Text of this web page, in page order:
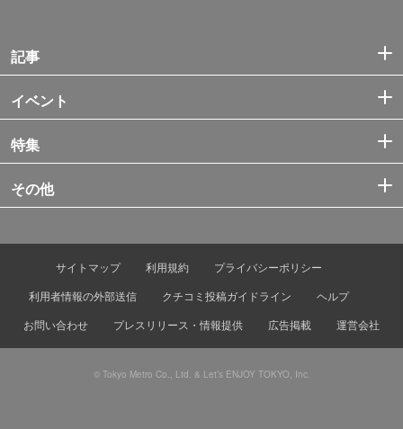
記事
イベント
特集
その他
サイトマップ 利用規約
プライバシーポリシー
利用者情報の外部送信
クチコミ投稿ガイドライン
ヘルプ
お問い合わせ
プレスリリース・情報提供 広告掲載 運営会社
© Tokyo Metro Co., Ltd. & Let’s ENJOY TOKYO, Inc.